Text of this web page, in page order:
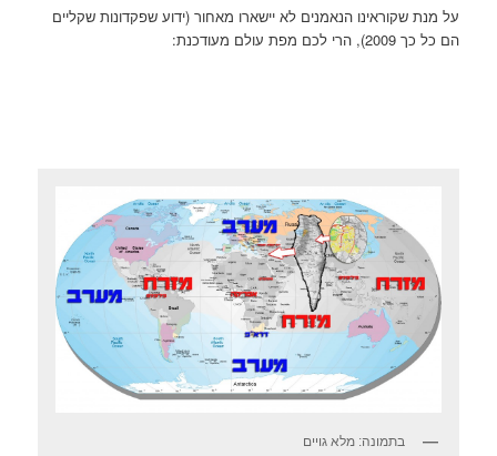
על מנת שקוראינו הנאמנים לא יישארו מאחור (ידוע שפקדונות שקליים
הם כל כך 2009), הרי לכם מפת עולם מעודכנת:
בתמונה: מלא גויים